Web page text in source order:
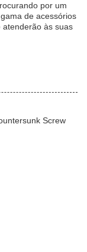
por um
de acessórios
atenderão às suas
Screw